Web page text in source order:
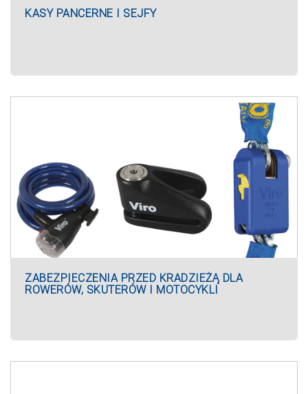
KASY PANCERNE I SEJFY
ZABEZPIECZENIA PRZED KRADZIEŻĄ DLA
ROWERÓW, SKUTERÓW I MOTOCYKLI